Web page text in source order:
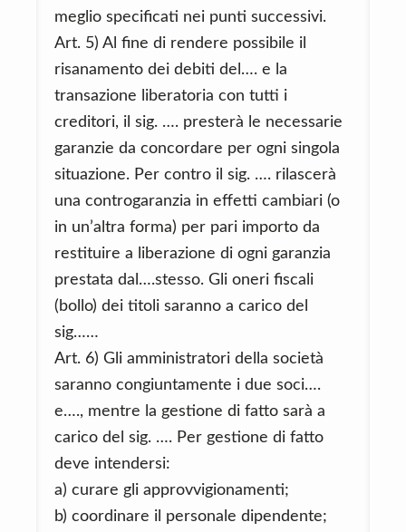
meglio specificati nei punti successivi.
Art. 5) Al fine di rendere possibile il
risanamento dei debiti del…. e la
transazione liberatoria con tutti i
creditori, il sig. …. presterà le necessarie
garanzie da concordare per ogni singola
situazione. Per contro il sig. …. rilascerà
una controgaranzia in effetti cambiari (o
in un’altra forma) per pari importo da
restituire a liberazione di ogni garanzia
prestata dal….stesso. Gli oneri fiscali
(bollo) dei titoli saranno a carico del
sig……
Art. 6) Gli amministratori della società
saranno congiuntamente i due soci….
e…., mentre la gestione di fatto sarà a
carico del sig. …. Per gestione di fatto
deve intendersi:
a) curare gli approvvigionamenti;
b) coordinare il personale dipendente;